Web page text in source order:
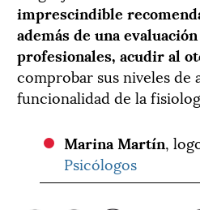
imprescindible
además de una
profesionales, acudir al
comprobar sus niveles
funcionalidad de la
Marina Martín, l
Psicólogos